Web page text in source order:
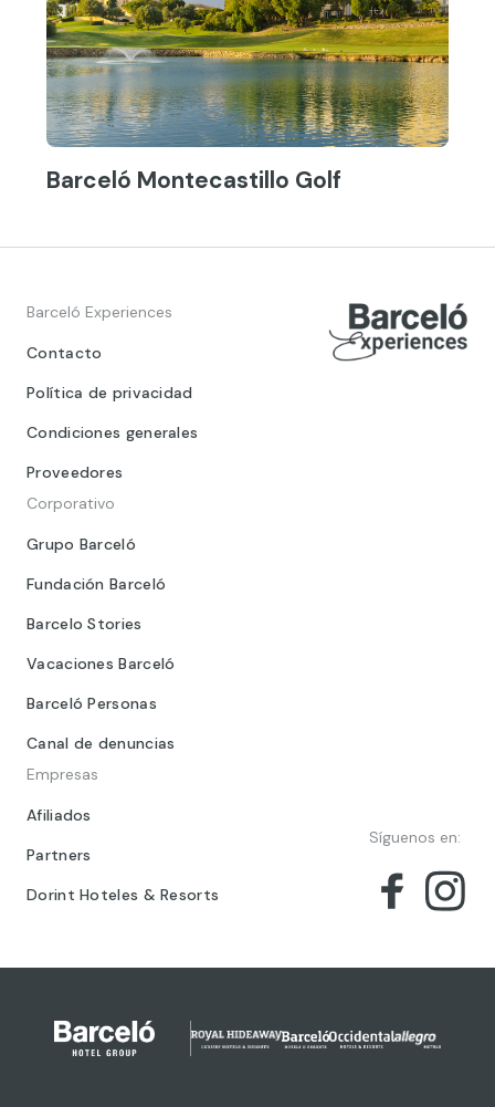
Barceló Montecastillo Golf
Barceló Experiences
Contacto
Política de privacidad
Condiciones generales
Proveedores
Corporativo
Grupo Barceló
Fundación Barceló
Barcelo Stories
Vacaciones Barceló
Barceló Personas
Canal de denuncias
Empresas
Afiliados
Partners
Dorint Hoteles & Resorts
Síguenos en: